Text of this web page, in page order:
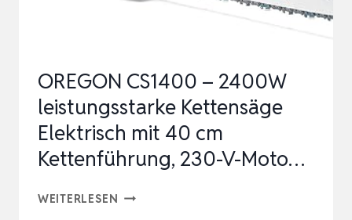
WERKZEUGLOS…
OREGON CS1400 – 2400W
leistungsstarke Kettensäge
Elektrisch mit 40 cm
Kettenführung, 230-V-Moto…
WEITERLESEN OREGON